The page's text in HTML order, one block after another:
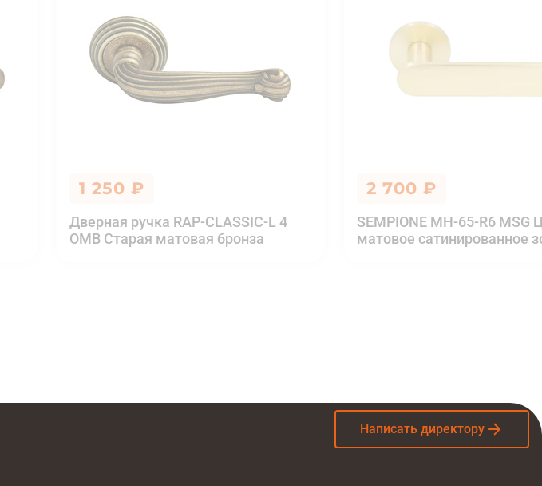
1 250 ₽
Дверная ручка RAP-CLASSIC-L 4
OMB Старая матовая бронза
2 700 ₽
SEMPIONE MH-65-R6 MSG
матовое сатинированное
Написать директору